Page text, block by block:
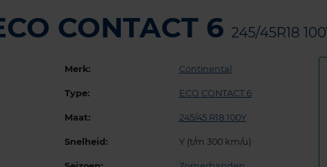
CONTACT 6 245/45R18
Merk: Continental
Type: ECO CONTACT 6
Maat: 245/45 R18 100Y
Snelheid: Y (t/m 300 km/u)